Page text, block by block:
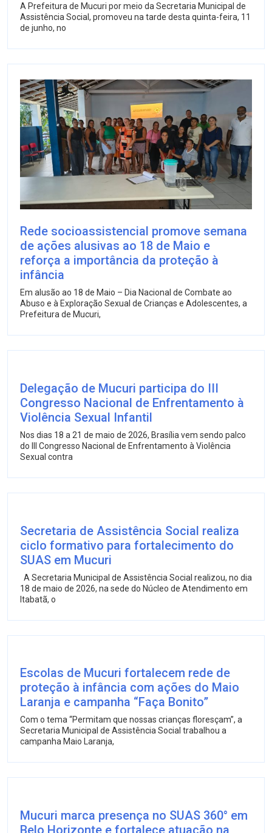
A Prefeitura de Mucuri por meio da Secretaria Municipal de
Assistência Social, promoveu na tarde desta quinta-feira, 11
de junho, no
Rede socioassistencial promove semana
de ações alusivas ao 18 de Maio e
reforça a importância da proteção à
infância
Em alusão ao 18 de Maio – Dia Nacional de Combate ao
Abuso e à Exploração Sexual de Crianças e Adolescentes, a
Prefeitura de Mucuri,
Delegação de Mucuri participa do III
Congresso Nacional de Enfrentamento à
Violência Sexual Infantil
Nos dias 18 a 21 de maio de 2026, Brasília vem sendo palco
do III Congresso Nacional de Enfrentamento à Violência
Sexual contra
Secretaria de Assistência Social realiza
ciclo formativo para fortalecimento do
SUAS em Mucuri
A Secretaria Municipal de Assistência Social realizou, no dia
18 de maio de 2026, na sede do Núcleo de Atendimento em
Itabatã, o
Escolas de Mucuri fortalecem rede de
proteção à infância com ações do Maio
Laranja e campanha “Faça Bonito”
Com o tema “Permitam que nossas crianças floresçam”, a
Secretaria Municipal de Assistência Social trabalhou a
campanha Maio Laranja,
Mucuri marca presença no SUAS 360° em
Belo Horizonte e fortalece atuação na